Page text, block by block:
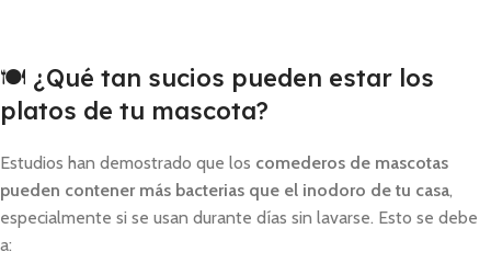
🍽️ ¿Qué tan sucios pueden estar los
platos de tu mascota?
Estudios han demostrado que los comederos de mascotas
pueden contener más bacterias que el inodoro de tu casa,
especialmente si se usan durante días sin lavarse. Esto se debe
a: